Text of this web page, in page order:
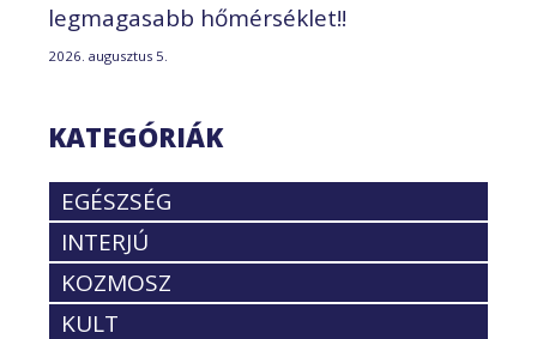
legmagasabb hőmérséklet!!
2026. augusztus 5.
KATEGÓRIÁK
EGÉSZSÉG
INTERJÚ
KOZMOSZ
KULT